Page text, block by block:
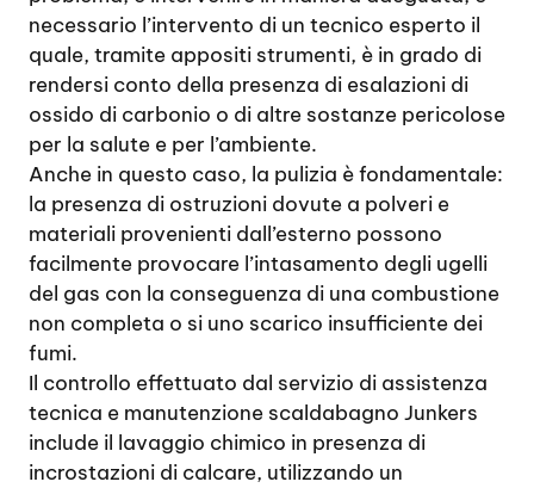
necessario l’intervento di un tecnico esperto il
quale, tramite appositi strumenti, è in grado di
rendersi conto della presenza di esalazioni di
ossido di carbonio o di altre sostanze pericolose
per la salute e per l’ambiente.
Anche in questo caso, la pulizia è fondamentale:
la presenza di ostruzioni dovute a polveri e
materiali provenienti dall’esterno possono
facilmente provocare l’intasamento degli ugelli
del gas con la conseguenza di una combustione
non completa o si uno scarico insufficiente dei
fumi.
Il controllo effettuato dal servizio di assistenza
tecnica e manutenzione scaldabagno Junkers
include il lavaggio chimico in presenza di
incrostazioni di calcare, utilizzando un